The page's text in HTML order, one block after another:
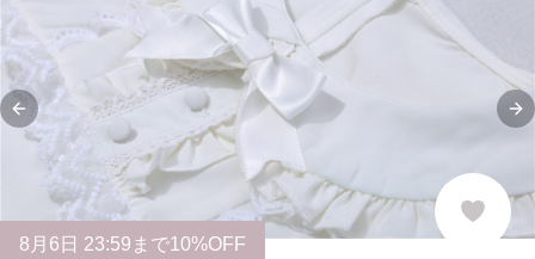
Previous slide
8 月 6 日 23:59まで10%OFF